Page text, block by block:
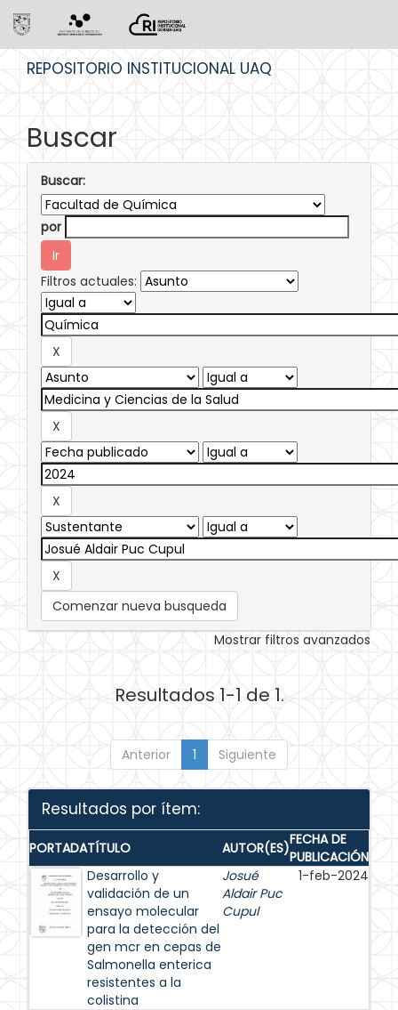
REPOSITORIO INSTITUCIONAL UAQ
Buscar
Buscar:
por
Filtros actuales:
Comenzar nueva busqueda
Mostrar filtros avanzados
Resultados 1-1 de 1.
Anterior 1 Siguiente
Resultados por ítem:
PORTADATÍTULO AUTOR(ES)FECHA DE
PUBLICACIÓN
Desarrollo y
validación de un
ensayo molecular
para la detección del
gen mcr en cepas de
Salmonella enterica
resistentes a la
colistina
Josué
Aldair Puc
Cupul
1-feb-2024